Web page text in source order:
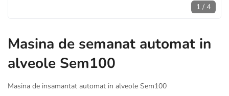
1 / 4
Masina de semanat automat in
alveole Sem100
Masina de insamantat automat in alveole Sem100